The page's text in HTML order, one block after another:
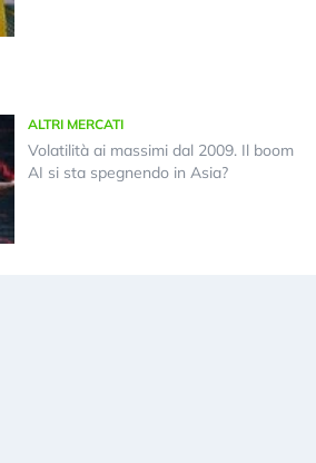
ALTRI MERCATI
Volatilità ai massimi dal 2009. Il boom
AI si sta spegnendo in Asia?